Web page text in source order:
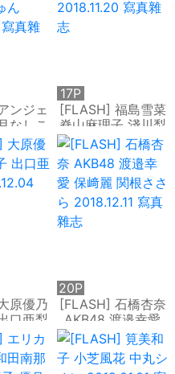
ンジェ
なしこ
林ゆめ
ゅん
寫真雜
[FLASH] 福島雪菜
脊山麻理子 淺川梨
奈 春花 2018.11.20
寫真雜志
17P
原優乃
口亜梨
寫
志
[FLASH] 石橋杏奈
AKB48 渡邉幸愛
保﨑麗 関根ささら
2018.12.11 寫真雜
志
20P